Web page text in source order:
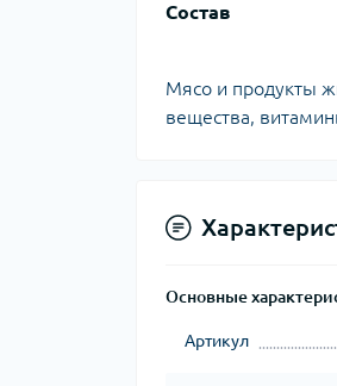
Состав
Мясо и продукты
вещества,
Основные
Артикул